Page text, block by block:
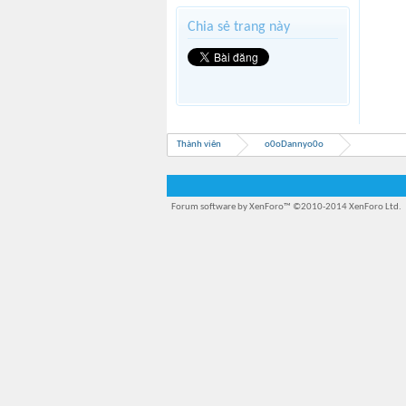
Chia sẻ trang này
Thành viên o0oDannyo0o
Forum software by XenForo™ ©2010-2014 XenForo Ltd.